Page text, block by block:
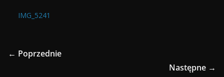
IMG_5241
← Poprzednie
Następne →